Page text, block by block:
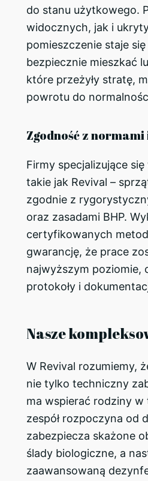
do stanu użytkowego.
widocznych, jak i
pomieszczenie staje
bezpiecznie mieszkać
które przeżyły stratę,
powrotu do
Zgodność z
Firmy specjalizujące
takie jak Revival –
zgodnie z
oraz zasadami BHP.
certyfikowanych
gwarancję, że prace
najwyższym poziomie,
protokoły i
Nasze
W Revival rozumiemy,
nie tylko techniczny
ma wspierać rodziny w
zespół rozpoczyna od
zabezpiecza skażone
ślady biologiczne, a
zaawansowaną